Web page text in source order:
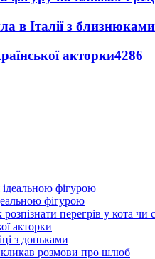
в Італії з близнюками
акторки4286
фігурою
перегрів у кота чи
акторки
з доньками
розмови про шлюб